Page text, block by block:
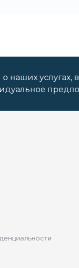
наших услугах,